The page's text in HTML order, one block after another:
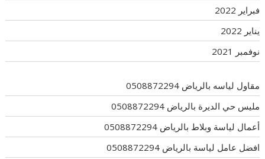
فبراير 2022
يناير 2022
نوفمبر 2021
مقاول لياسه بالرياض 0508872294
مليس حي الديرة بالرياض 0508872294
أعمال لياسة وبلاط بالرياض 0508872294
افضل عامل لياسة بالرياض 0508872294